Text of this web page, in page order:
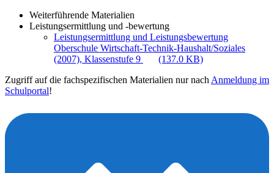
Weiterführende Materialien
Leistungsermittlung und -bewertung
Leistungsermittlung und Leistungsbewertung
Oberschule Wirtschaft-Technik-Haushalt/Soziales
(2007), Klassenstufe 9
(137.0 KB)
Zugriff auf die fachspezifischen Materialien nur nach Anmeldung im
Schulportal!